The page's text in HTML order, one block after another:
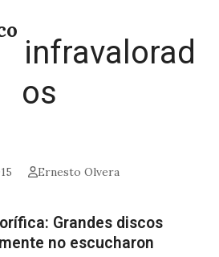
infravalorad
os
Ernesto Olvera
Grandes discos
no escucharon